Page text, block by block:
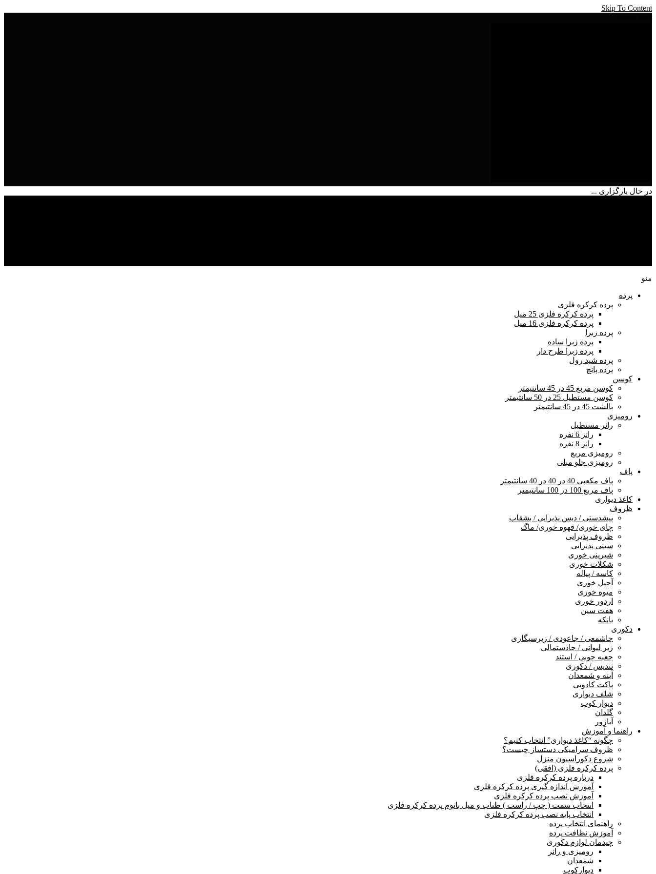
Skip To Content
در حال بارگزاری ...
منو
پرده
پرده کرکره فلزی
پرده کرکره فلزی 25 میل
پرده کرکره فلزی 16 میل
پرده زبرا
پرده زبرا ساده
پرده زبرا طرح دار
پرده شید رول
پرده پانچ
کوسن
کوسن مربع 45 در 45 سانتیمتر
کوسن مستطیل 25 در 50 سانتیمتر
بالشت 45 در 45 سانتیمتر
رومیزی
رانر مستطیل
رانر 6 نفره
رانر 8 نفره
رومیزی مربع
رومیزی جلو مبلی
پاف
پاف مکعبی 40 در 40 در 40 سانتیمتر
پاف مربع 100 در 100 سانتیمتر
کاغذ دیواری
ظروف
پیشدستی / دیس پذیرایی / بشقاب
چای خوری/ قهوه خوری/ ماگ
ظروف پذیرایی
سینی پذیرایی
شیرینی خوری
شکلات خوری
کاسه / پیاله
آجیل خوری
میوه خوری
اردور خوری
هفت سین
بانکه
دکوری
جاشمعی / جاعودی / زیرسیگاری
زیر لیوانی / جادستمالی
جعبه چوبی / استند
تندیس / دکوری
آینه و شمعدان
پاکت کادویی
شلف دیواری
دیوار کوب
گلدان
آباژور
راهنما و آموزش
چگونه “کاغذ دیواری” انتخاب کنیم؟
ظروف سرامیکی دستساز چیست؟
شروع دکوراسیون منزل
پرده کرکره فلزی (افقی)
درباره پرده کرکره فلزی
آموزش اندازه گیری پرده کرکره فلزی
آموزش نصب پرده کرکره فلزی
انتخاب سمت ( چپ / راست ) طناب و میل باتوم پرده کرکره فلزی
انتخاب پایه نصب پرده کرکره فلزی
راهنمای انتخاب پرده
آموزش نظافت پرده
چیدمان لوازم دکوری
رومیزی و رانر
شمعدان
دیوارکوب